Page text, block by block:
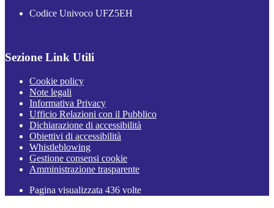
Codice Univoco UFZ5EH
Sezione Link Utili
Cookie policy
Note legali
Informativa Privacy
Ufficio Relazioni con il Pubblico
Dichiarazione di accessibilità
Obiettivi di accessibilità
Whistleblowing
Gestione consensi cookie
Amministrazione trasparente
Pagina visualizzata 436 volte